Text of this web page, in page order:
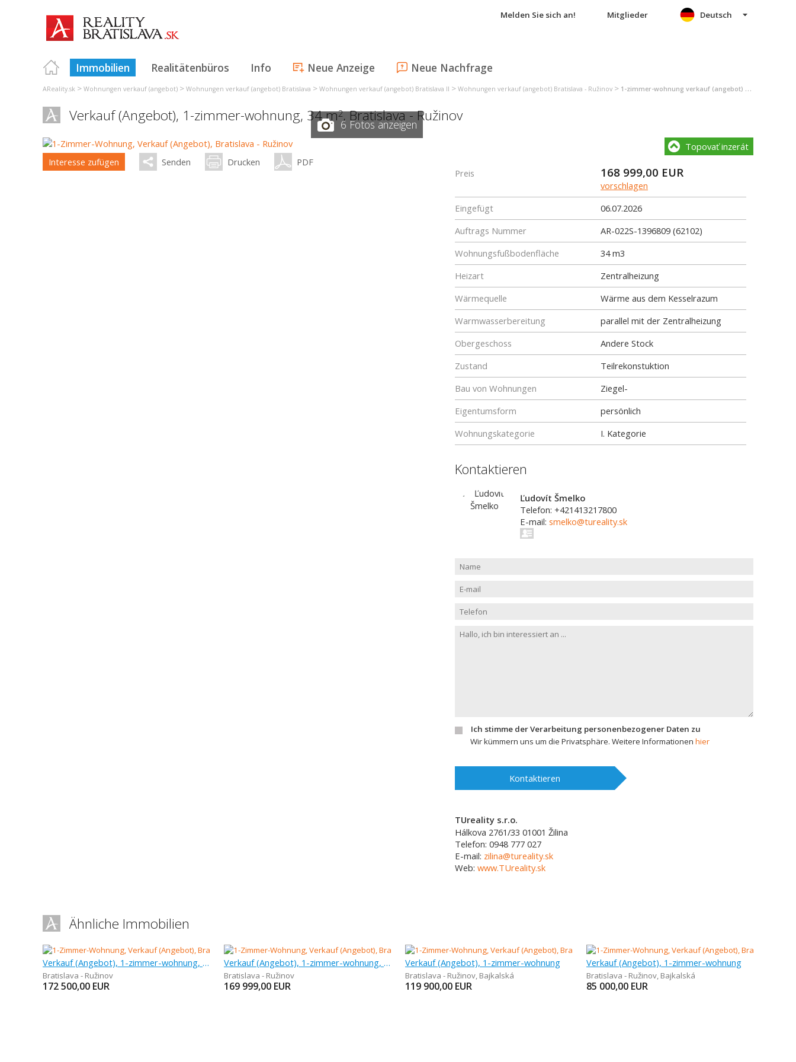
Melden Sie sich an! Mitglieder
Immobilien Realitätenbüros Info Neue Anzeige Neue Nachfrage
Deutsch
AReality.sk > Wohnungen verkauf (angebot) > Wohnungen verkauf (angebot) Bratislava > Wohnungen verkauf (angebot) Bratislava II > Wohnungen verkauf (angebot) Bratislava - Ružinov > 1-zimmer-wohnung verkauf (angebot) Bratislava - Ružinov
Verkauf (Angebot), 1-zimmer-wohnung, 34 m2,Bratislava - Ružinov
6 Fotos anzeigen
Interesse zufügen Senden Drucken PDF
Topovať inzerát
Preis 168 999,00 EUR
vorschlagen
Eingefügt
06.07.2026
Auftrags Nummer
AR-022S-1396809 (62102)
Wohnungsfußbodenfläche
34 m3
Heizart
Zentralheizung
Wärmequelle
Wärme aus dem Kesselrazum
Warmwasserbereitung
parallel mit der Zentralheizung
Obergeschoss
Andere Stock
Zustand
Teilrekonstuktion
Bau von Wohnungen
Ziegel-
Eigentumsform
persönlich
Wohnungskategorie
I. Kategorie
Kontaktieren
Ľudovít Šmelko
Telefon: +421413217800
E-mail: smelko@tureality.sk
Ich stimme der Verarbeitung personenbezogener Daten zu
Wir kümmern uns um die Privatsphäre. Weitere Informationen hier
Kontaktieren
TUreality s.r.o.
Hálkova 2761/33 01001 Žilina
Telefon: 0948 777 027
E-mail: zilina@tureality.sk
Web: www.TUreality.sk
Ähnliche Immobilien
Verkauf (Angebot), 1-zimmer-wohnung, 32 m
Bratislava - Ružinov
172 500,00 EUR
Verkauf (Angebot), 1-zimmer-wohnung, 37 m
Bratislava - Ružinov
169 999,00 EUR
Verkauf (Angebot), 1-zimmer-wohnung
Bratislava - Ružinov, Bajkalská
119 900,00 EUR
Verkauf (Angebot), 1-zimmer-wohnung
Bratislava - Ružinov, Bajkalská
85 000,00 EUR